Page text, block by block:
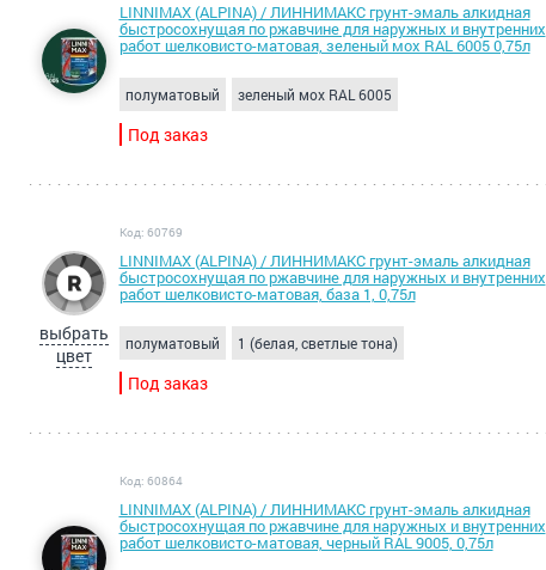
LINNIMAX (ALPINA) / ЛИННИМАКС грунт-эмаль алкидная
быстросохнущая по ржавчине для наружных и внутренних
работ шелковисто-матовая, зеленый мох RAL 6005 0,75л
полуматовый зеленый мох RAL 6005
Под заказ
выбрать
цвет
Код: 60769
LINNIMAX (ALPINA) / ЛИННИМАКС грунт-эмаль алкидная
быстросохнущая по ржавчине для наружных и внутренних
работ шелковисто-матовая, база 1, 0,75л
полуматовый 1 (белая, светлые тона)
Под заказ
Код: 60864
LINNIMAX (ALPINA) / ЛИННИМАКС грунт-эмаль алкидная
быстросохнущая по ржавчине для наружных и внутренних
работ шелковисто-матовая, черный RAL 9005, 0,75л